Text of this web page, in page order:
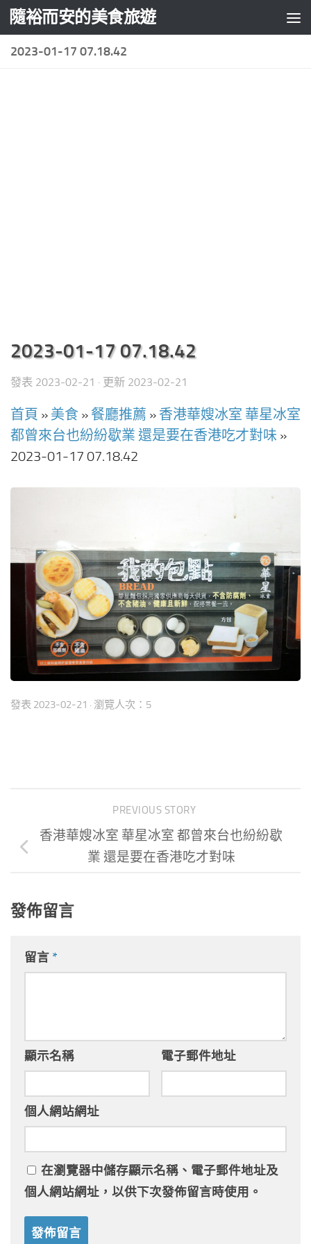
Skip to content
隨裕而安的美食旅遊
2023-01-17 07.18.42
2023-01-17 07.18.42
發表 2023-02-21 · 更新 2023-02-21
首頁 » 美食 » 餐廳推薦 » 香港華嫂冰室 華星冰室
都曾來台也紛紛歇業 還是要在香港吃才對味 »
2023-01-17 07.18.42
發表 2023-02-21 · 瀏覽人次：5
PREVIOUS STORY
香港華嫂冰室 華星冰室 都曾來台也紛紛歇
業 還是要在香港吃才對味
發佈留言
留言 *
顯示名稱 電子郵件地址
個人網站網址
在瀏覽器中儲存顯示名稱、電子郵件地址及
個人網站網址，以供下次發佈留言時使用。